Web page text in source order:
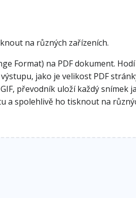
na různých zařízeních.
Format) na PDF dokument.
jako je velikost PDF
převodník uloží každý snímek
a spolehlivě ho tisknout na